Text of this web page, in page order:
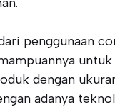
penggunaan
dengan
adanya